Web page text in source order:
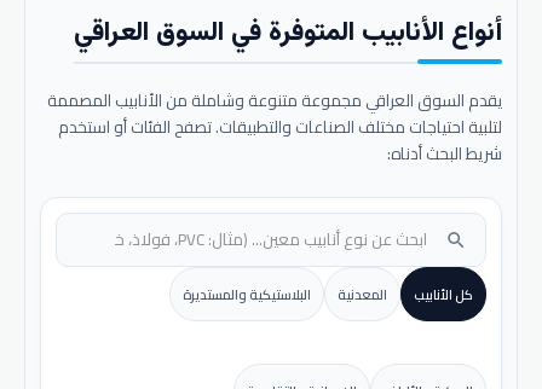
أنواع الأنابيب المتوفرة في السوق العراقي
يقدم السوق العراقي مجموعة متنوعة وشاملة من الأنابيب المصممة
لتلبية احتياجات مختلف الصناعات والتطبيقات. تصفح الفئات أو استخدم
شريط البحث أدناه:
search
كل الأنابيب المعدنية البلاستيكية والمستديرة